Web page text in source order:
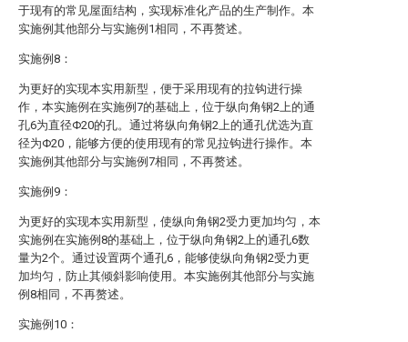
于现有的常见屋面结构，实现标准化产品的生产制作。本
实施例其他部分与实施例1相同，不再赘述。
实施例8：
为更好的实现本实用新型，便于采用现有的拉钩进行操
作，本实施例在实施例7的基础上，位于纵向角钢2上的通
孔6为直径Φ20的孔。通过将纵向角钢2上的通孔优选为直
径为Φ20，能够方便的使用现有的常见拉钩进行操作。本
实施例其他部分与实施例7相同，不再赘述。
实施例9：
为更好的实现本实用新型，使纵向角钢2受力更加均匀，本
实施例在实施例8的基础上，位于纵向角钢2上的通孔6数
量为2个。通过设置两个通孔6，能够使纵向角钢2受力更
加均匀，防止其倾斜影响使用。本实施例其他部分与实施
例8相同，不再赘述。
实施例10：